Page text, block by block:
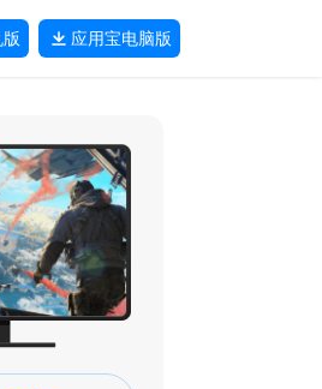
应用宝电脑版